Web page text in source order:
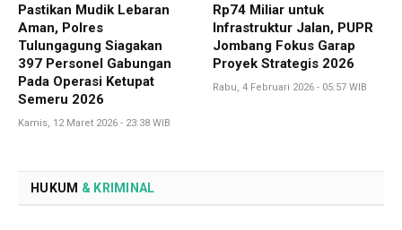
Pastikan Mudik Lebaran
Aman, Polres
Tulungagung Siagakan
397 Personel Gabungan
Pada Operasi Ketupat
Semeru 2026
Kamis, 12 Maret 2026 - 23:38 WIB
Rp74 Miliar untuk
Infrastruktur Jalan, PUPR
Jombang Fokus Garap
Proyek Strategis 2026
Rabu, 4 Februari 2026 - 05:57 WIB
HUKUM & KRIMINAL